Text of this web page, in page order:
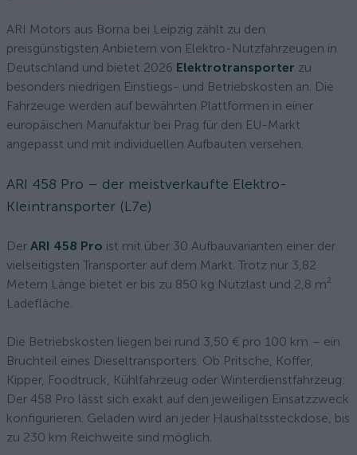
ARI Motors aus Borna bei Leipzig zählt zu den
preisgünstigsten Anbietern von Elektro-Nutzfahrzeugen in
Deutschland und bietet 2026 Elektrotransporter zu
besonders niedrigen Einstiegs- und Betriebskosten an. Die
Fahrzeuge werden auf bewährten Plattformen in einer
europäischen Manufaktur bei Prag für den EU-Markt
angepasst und mit individuellen Aufbauten versehen.
ARI 458 Pro – der meistverkaufte Elektro-
Kleintransporter (L7e)
Der ARI 458 Pro ist mit über 30 Aufbauvarianten einer der
vielseitigsten Transporter auf dem Markt. Trotz nur 3,82
Metern Länge bietet er bis zu 850 kg Nutzlast und 2,8 m²
Ladefläche.
Die Betriebskosten liegen bei rund 3,50 € pro 100 km – ein
Bruchteil eines Dieseltransporters. Ob Pritsche, Koffer,
Kipper, Foodtruck, Kühlfahrzeug oder Winterdienstfahrzeug:
Der 458 Pro lässt sich exakt auf den jeweiligen Einsatzzweck
konfigurieren. Geladen wird an jeder Haushaltssteckdose, bis
zu 230 km Reichweite sind möglich.